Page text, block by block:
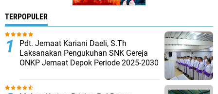
TERPOPULER
Pdt. Jemaat Kariani Daeli, S.Th
Laksanakan Pengukuhan SNK Gereja
ONKP Jemaat Depok Periode 2025-2030